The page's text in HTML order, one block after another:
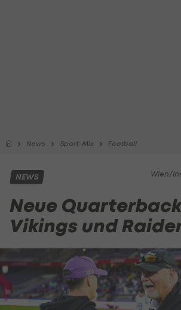
News Sport-Mix Football
Wien/
NEWS
Neue
Vikings und